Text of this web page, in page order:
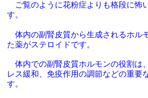
ご覧のように花粉症よりも格段に怖
す。
体内の副腎皮質から生成されるホル
た薬がステロイドです。
体内での副腎皮質ホルモンの役割は
レス緩和、免疫作用の調節などの重要
す。